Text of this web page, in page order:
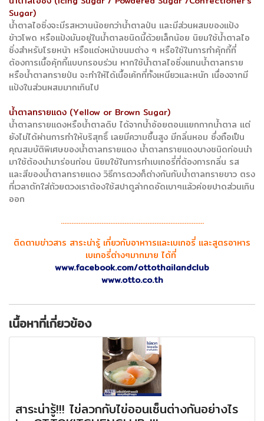
Sugar)
น้ำตาลไอซิ่งจะมีรสหวานน้อยกว่าน้ำตาลป่น และมีส่วนผสมของแป้ง
ข้าวโพด หรือแป้งมันอยู่ในน้ำตาลชนิดนี้ด้วยเล็กน้อย นิยมใช้น้ำตาลไอ
ซิ่งสำหรับโรยหน้า หรือแต่งหน้าขนมต่าง ๆ หรือใช้ในการทำคุ้กกี้ที่
ต้องการเนื้อคุ้กกี้แบบกรอบร่วน หากใช้น้ำตาลไอซิ่งแทนน้ำตาลทราย
หรือน้ำตาลทรายป่น จะทำให้ได้เนื้อเค้กที่ทั้งเหนียวและหนัก เนื่องจากมี
แป้งในส่วนผสมมากเกินไป
น้ำตาลทรายแดง (Yellow or Brown Sugar)
น้ำตาลทรายแดงหรือน้ำตาลดิบ ได้จากน้ำอ้อยตอนแยกกากน้ำตาล แต่
ยังไม่ได้ผ่านการทำให้บริสุทธิ์ เลยมีความชื้นสูง มีกลิ่นหอม ซึ่งถือเป็น
คุณสมบัติพิเศษของน้ำตาลทรายแดง น้ำตาลทรายแดงบางชนิดก่อนนำ
มาใช้ต้องนำมาร่อนก่อน นิยมใช้ในการทำเบเกอรี่ที่ต้องการกลิ่น รส
และสีของน้ำตาลทรายแดง วิธีการตวงก็ต่างกันกับน้ำตาลทรายขาว ตรง
ที่เวลาตักใส่ถ้วยตวงเราต้องใช้สปาตูล่ากดอัดเบาๆแล้วค่อยปาดส่วนเกิน
ออก
.................................................................................
ติดตามข่าวสาร สาระน่ารู้ เกี่ยวกับอาหาารและเบเกอรี่ และสูตรอาหาร
เบเกอรี่ต่างๆมากมาย ได้ที่
www.facebook.com/ottothailandclub
www.otto.co.th
เนื้อหาที่เกี่ยวข้อง
สาระน่ารู้!!! ไข่ลวกกับไข่ออนเซ็นต่างกันอย่างไร